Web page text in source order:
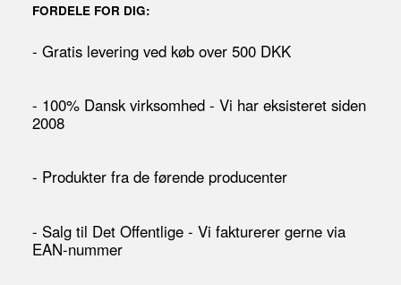
FORDELE FOR DIG:
- Gratis levering ved køb over 500 DKK
- 100% Dansk virksomhed - Vi har eksisteret siden
2008
- Produkter fra de førende producenter
- Salg til Det Offentlige - Vi fakturerer gerne via
EAN-nummer